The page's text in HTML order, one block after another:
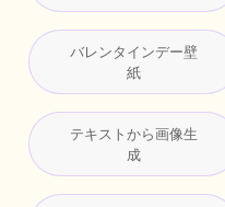
バレンタインデー壁
紙
テキストから画像生
成